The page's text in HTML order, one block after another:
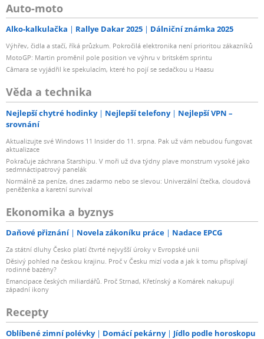
Auto-moto
Alko-kalkulačka Rallye Dakar 2025 Dálniční známka 2025
Výhřev, čidla a stačí, říká průzkum. Pokročilá elektronika není prioritou zákazníků
MotoGP: Martin proměnil pole position ve výhru v britském sprintu
Câmara se vyjádřil ke spekulacím, které ho pojí se sedačkou u Haasu
Věda a technika
Nejlepší chytré hodinky Nejlepší telefony
Nejlepší VPN –
srovnání
Aktualizujte své Windows 11 Insider do 11. srpna. Pak už vám nebudou fungovat
aktualizace
Pokračuje záchrana Starshipu. V moři už dva týdny plave monstrum vysoké jako
sedmnáctipatrový panelák
Normálně za peníze, dnes zadarmo nebo se slevou: Univerzální čtečka, cloudová
peněženka a karetní survival
Ekonomika a byznys
Daňové přiznání Novela zákoníku práce Nadace EPCG
Za státní dluhy Česko platí čtvrté nejvyšší úroky v Evropské unii
Děsivý pohled na českou krajinu. Proč v Česku mizí voda a jak k tomu přispívají
rodinné bazény?
Emancipace českých miliardářů. Proč Strnad, Křetínský a Komárek nakupují
západní ikony
Recepty
Oblíbené zimní polévky Domácí pekárny Jídlo podle horoskopu